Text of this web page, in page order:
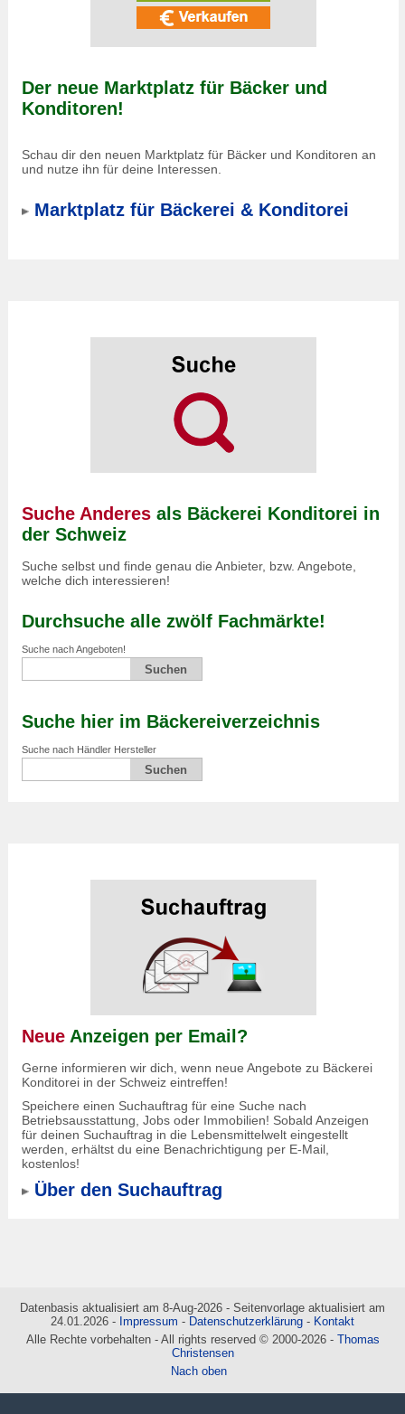
Der neue Marktplatz für Bäcker und
Konditoren!
Schau dir den neuen Marktplatz für Bäcker und Konditoren an
und nutze ihn für deine Interessen.
Marktplatz für Bäckerei & Konditorei
Suche Anderes als Bäckerei Konditorei in
der Schweiz
Suche selbst und finde genau die Anbieter, bzw. Angebote,
welche dich interessieren!
Durchsuche alle zwölf Fachmärkte!
Suche nach Angeboten!
Suche hier im Bäckereiverzeichnis
Suche nach Händler Hersteller
Neue Anzeigen per Email?
Gerne informieren wir dich, wenn neue Angebote zu Bäckerei
Konditorei in der Schweiz eintreffen!
Speichere einen Suchauftrag für eine Suche nach
Betriebsausstattung, Jobs oder Immobilien! Sobald Anzeigen
für deinen Suchauftrag in die Lebensmittelwelt eingestellt
werden, erhältst du eine Benachrichtigung per E-Mail,
kostenlos!
Über den Suchauftrag
Datenbasis aktualisiert am 8-Aug-2026 - Seitenvorlage aktualisiert am
24.01.2026 - Impressum - Datenschutzerklärung - Kontakt
Alle Rechte vorbehalten - All rights reserved © 2000-2026 - Thomas
Christensen
Nach oben